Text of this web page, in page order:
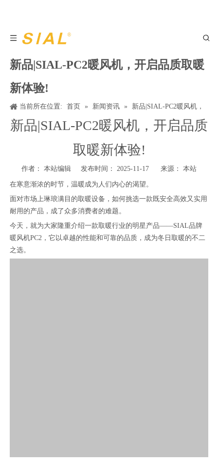
新品|SIAL-PC2暖风机，开启品质取暖
新体验!
当前所在位置: 首页 » 新闻资讯 »
新品|SIAL-PC2暖风机，
开启品质取暖新体验!
新品|SIAL-PC2暖风机，开启品质
取暖新体验!
作者： 本站编辑 发布时间： 2025-11-17 来源： 本站
在寒意渐浓的时节，温暖成为人们内心的渴望。
面对市场上琳琅满目的取暖设备，如何挑选一款既安全高效又实用
耐用的产品，成了众多消费者的难题。
今天，就为大家隆重介绍一款取暖行业的明星产品——SIAL品牌
暖风机PC2，它以卓越的性能和可靠的品质，成为冬日取暖的不二
之选。